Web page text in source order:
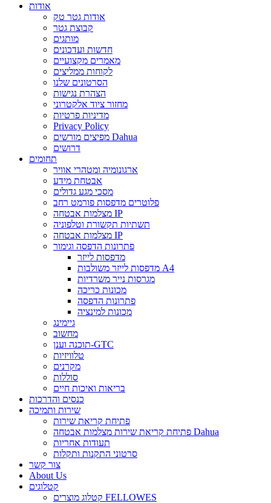
אודות
אודות גטר טק
קבוצת גטר
מותגים
חדשות ועדכונים
מאמרים מקצועיים
לקוחות ממליצים
הסרטונים שלנו
הצהרת נגישות
מחזור ציוד אלקטרוני
מדיניות פרטיות
Privacy Policy
מפיצים מורשים Dahua
דרושים
תחומים
ארגונומיה ומטהרי אוויר
אבטחת מידע
מסכי מגע גדולים
פלוטרים מדפסות פורמט רחב
מצלמות אבטחה IP
תשתיות תקשורת וטלפוניה
מצלמות אבטחה IP
פתרונות הדפסה וגימור
מדפסות לייזר
מדפסות לייזר משולבות A4
מגרסות נייר משרדיות
מכונות כריכה
פתרונות הדפסה
מכונות למינציה
גיימינג
מחשוב
תוכנה וענן-GTC
טלוויזיות
מקרנים
סוללות
בריאות ואיכות חיים
כנסים והדרכות
שירות ותמיכה
פתיחת קריאת שירות
פתיחת קריאת שירות מצלמות אבטחה Dahua
תעודות אחריות
סרטוני התקנות ותקלות
צור קשר
About Us
קטלוגים
קטלוג מוצרים FELLOWES